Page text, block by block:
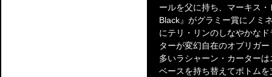
ールを父に持ち、マーキス
Black』がグラミー賞にノミ
にテリ・リンのしなやかな
ターが変幻自在のオブリガ
多いラシャーン・カーター
ベースを持ち替えてボトム